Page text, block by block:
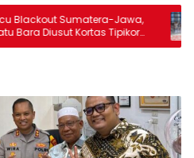
Sumatera-Jawa,
Diusut Kortas Tipikor